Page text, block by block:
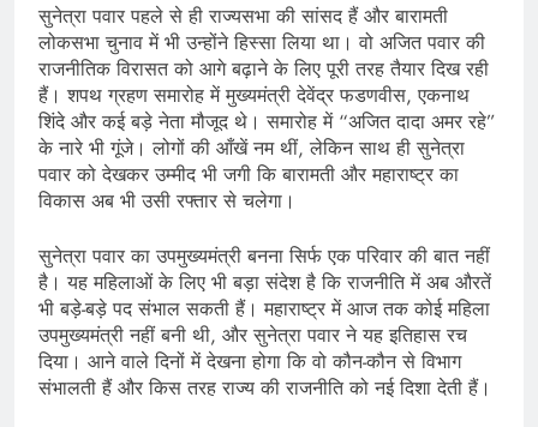
सुनेत्रा पवार पहले से ही राज्यसभा की सांसद हैं और बारामती
लोकसभा चुनाव में भी उन्होंने हिस्सा लिया था। वो अजित पवार की
राजनीतिक विरासत को आगे बढ़ाने के लिए पूरी तरह तैयार दिख रही
हैं। शपथ ग्रहण समारोह में मुख्यमंत्री देवेंद्र फडणवीस, एकनाथ
शिंदे और कई बड़े नेता मौजूद थे। समारोह में “अजित दादा अमर रहे”
के नारे भी गूंजे। लोगों की आँखें नम थीं, लेकिन साथ ही सुनेत्रा
पवार को देखकर उम्मीद भी जगी कि बारामती और महाराष्ट्र का
विकास अब भी उसी रफ्तार से चलेगा।
सुनेत्रा पवार का उपमुख्यमंत्री बनना सिर्फ एक परिवार की बात नहीं
है। यह महिलाओं के लिए भी बड़ा संदेश है कि राजनीति में अब औरतें
भी बड़े-बड़े पद संभाल सकती हैं। महाराष्ट्र में आज तक कोई महिला
उपमुख्यमंत्री नहीं बनी थी, और सुनेत्रा पवार ने यह इतिहास रच
दिया। आने वाले दिनों में देखना होगा कि वो कौन-कौन से विभाग
संभालती हैं और किस तरह राज्य की राजनीति को नई दिशा देती हैं।